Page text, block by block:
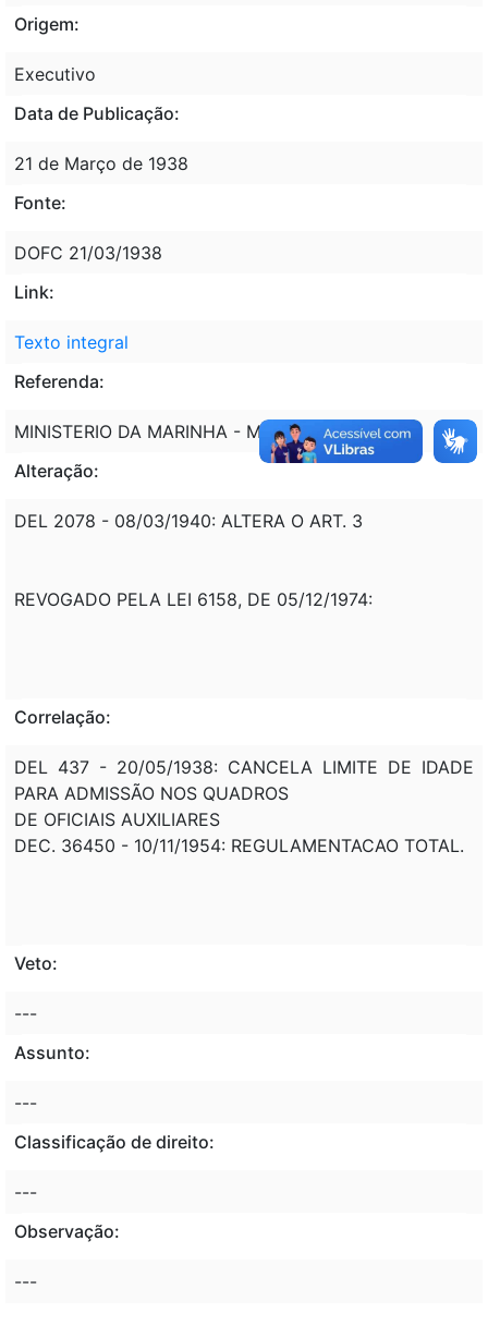
Origem:
Executivo
Data de Publicação:
21 de Março de 1938
Fonte:
DOFC 21/03/1938
Link:
Texto integral
Referenda:
MINISTERIO DA MARINHA - MM
Alteração:
DEL 2078 - 08/03/1940: ALTERA O ART. 3
REVOGADO PELA LEI 6158, DE 05/12/1974:
Correlação:
DEL 437 - 20/05/1938: CANCELA LIMITE DE IDADE
PARA ADMISSÃO NOS QUADROS
DE OFICIAIS AUXILIARES
DEC. 36450 - 10/11/1954: REGULAMENTACAO TOTAL.
Veto:
---
Assunto:
---
Classificação de direito:
---
Observação:
---